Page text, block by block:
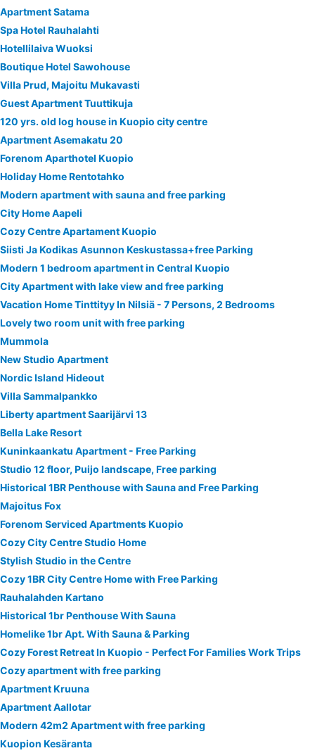
Apartment Satama
Spa Hotel Rauhalahti
Hotellilaiva Wuoksi
Boutique Hotel Sawohouse
Villa Prud, Majoitu Mukavasti
Guest Apartment Tuuttikuja
120 yrs. old log house in Kuopio city centre
Apartment Asemakatu 20
Forenom Aparthotel Kuopio
Holiday Home Rentotahko
Modern apartment with sauna and free parking
City Home Aapeli
Cozy Centre Apartament Kuopio
Siisti Ja Kodikas Asunnon Keskustassa+free Parking
Modern 1 bedroom apartment in Central Kuopio
City Apartment with lake view and free parking
Vacation Home Tinttityy In Nilsiä - 7 Persons, 2 Bedrooms
Lovely two room unit with free parking
Mummola
New Studio Apartment
Nordic Island Hideout
Villa Sammalpankko
Liberty apartment Saarijärvi 13
Bella Lake Resort
Kuninkaankatu Apartment - Free Parking
Studio 12 floor, Puijo landscape, Free parking
Historical 1BR Penthouse with Sauna and Free Parking
Majoitus Fox
Forenom Serviced Apartments Kuopio
Cozy City Centre Studio Home
Stylish Studio in the Centre
Cozy 1BR City Centre Home with Free Parking
Rauhalahden Kartano
Historical 1br Penthouse With Sauna
Homelike 1br Apt. With Sauna & Parking
Cozy Forest Retreat In Kuopio - Perfect For Families Work Trips
Cozy apartment with free parking
Apartment Kruuna
Apartment Aallotar
Modern 42m2 Apartment with free parking
Kuopion Kesäranta